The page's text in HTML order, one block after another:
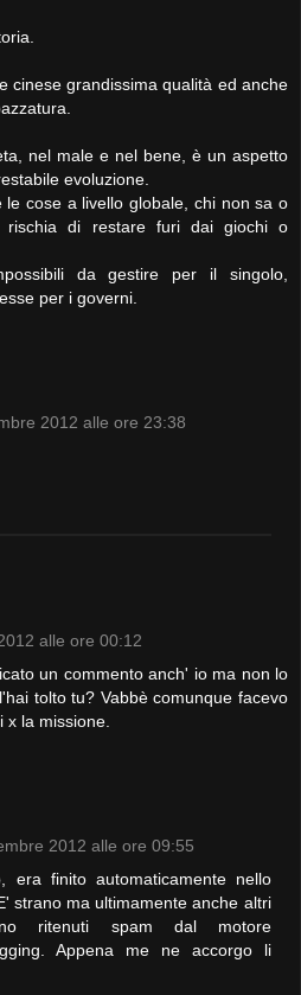
cinese grandissima qualità ed anche
nel male e nel bene, è un aspetto
evoluzione.
le cose a livello globale, chi non sa o
rischia di restare furi dai giochi o
da gestire per il singolo,
per i governi.
2012 alle ore 23:38
alle ore 00:12
un commento anch' io ma non lo
tolto tu? Vabbè comunque facevo
x la missione.
2012 alle ore 09:55
era finito automaticamente nello
strano ma ultimamente anche altri
ritenuti spam dal motore
Appena me ne accorgo li